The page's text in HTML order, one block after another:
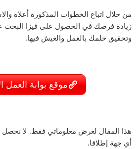
من خلال اتباع الخطوات المذكورة أعلاه
زيادة فرصك في الحصول على فيزا البحث
وتحقيق حلمك بالعمل والعيش فيها.
موقع بوابة العمل
هذا المقال لغرض معلوماتي فقط. لا
أي جهة إطلاقا.